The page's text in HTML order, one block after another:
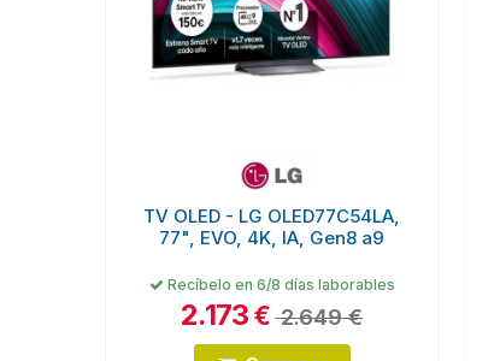
TV OLED - LG OLED77C54LA,
77", EVO, 4K, IA, Gen8 a9
Recíbelo en 6/8 días laborables
2.173€2.649 €